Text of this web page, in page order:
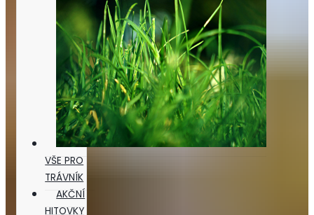
VŠE PRO
TRÁVNÍK
AKČNÍ
HITOVKY